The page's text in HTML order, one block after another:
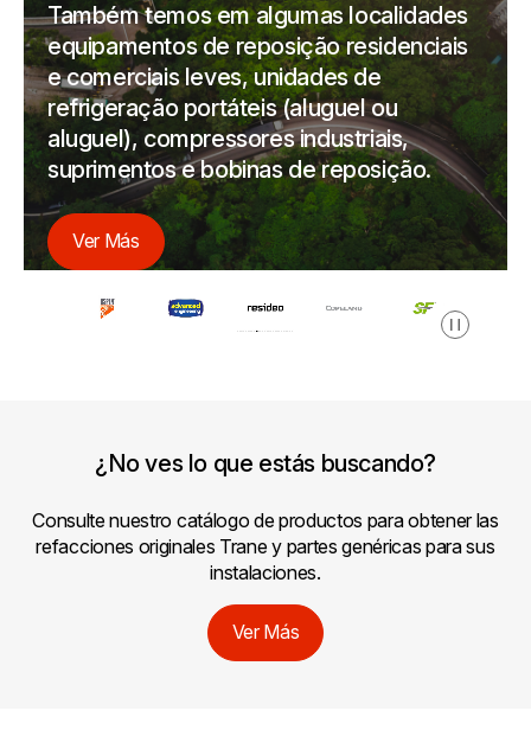
Também temos em algumas localidades
equipamentos de reposição residenciais
e comerciais leves, unidades de
refrigeração portáteis (aluguel ou
aluguel), compressores industriais,
suprimentos e bobinas de reposição.
Ver Más
Pausar
¿No ves lo que estás buscando?
Consulte nuestro catálogo de productos para obtener las
refacciones originales Trane y partes genéricas para sus
instalaciones.
Ver Más